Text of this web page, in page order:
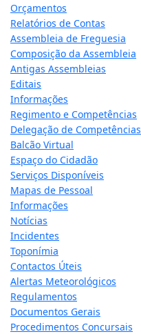
Orçamentos
Relatórios de Contas
Assembleia de Freguesia
Composição da Assembleia
Antigas Assembleias
Editais
Informações
Regimento e Competências
Delegação de Competências
Balcão Virtual
Espaço do Cidadão
Serviços Disponíveis
Mapas de Pessoal
Informações
Notícias
Incidentes
Toponímia
Contactos Úteis
Alertas Meteorológicos
Regulamentos
Documentos Gerais
Procedimentos Concursais